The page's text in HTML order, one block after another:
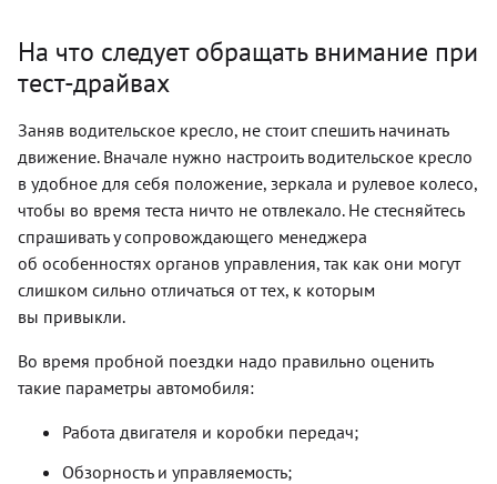
На что следует обращать внимание при
тест-драйвах
Заняв водительское кресло, не стоит спешить начинать
движение. Вначале нужно настроить водительское кресло
в удобное для себя положение, зеркала и рулевое колесо,
чтобы во время теста ничто не отвлекало. Не стесняйтесь
спрашивать у сопровождающего менеджера
об особенностях органов управления, так как они могут
слишком сильно отличаться от тех, к которым
вы привыкли.
Во время пробной поездки надо правильно оценить
такие параметры автомобиля:
Работа двигателя и коробки передач;
Обзорность и управляемость;